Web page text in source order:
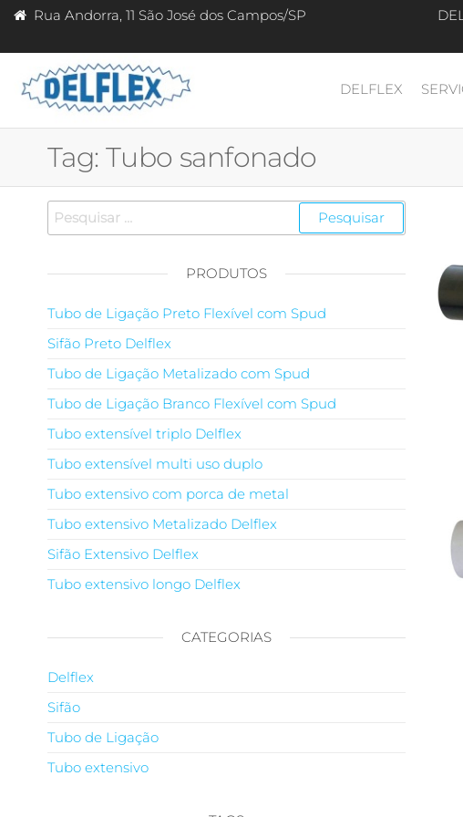
Skip
content
Rua Andorra, 11 São José dos Campos/SP
Indústria
e
Comércio
Comércio
para Pia
Lavatório
DELFLEX
Tag: Tubo sanfonado
Pesquisar
por:
PRODUTOS
Tubo de Ligação Preto Flexível com Spud
Sifão Preto Delflex
Tubo de Ligação Metalizado com Spud
Tubo de Ligação Branco Flexível com Spud
Tubo extensível triplo Delflex
Tubo extensível multi uso duplo
Tubo extensivo com porca de metal
Tubo extensivo Metalizado Delflex
Sifão Extensivo Delflex
Tubo extensivo longo Delflex
CATEGORIAS
Delflex
Sifão
Tubo de Ligação
Tubo extensivo